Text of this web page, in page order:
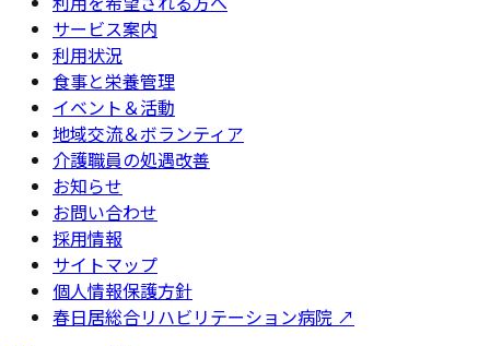
サービス案内
利用状況
食事と栄養管理
イベント＆活動
地域交流＆ボランティア
介護職員の処遇改善
お知らせ
お問い合わせ
採用情報
サイトマップ
個人情報保護方針
春日居総合リハビリテーション病院 ↗